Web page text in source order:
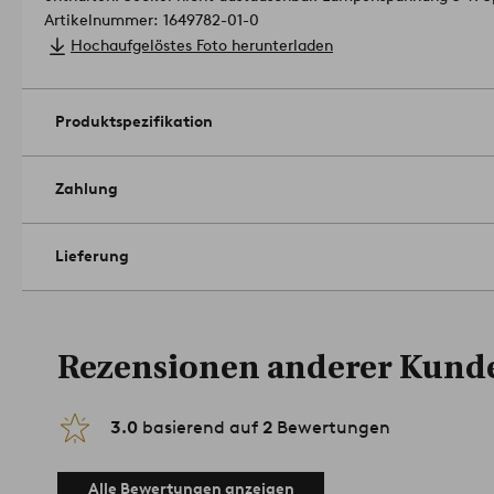
Artikelnummer: 1649782-01-0
Hochaufgelöstes Foto herunterladen
Produktspezifikation
Zahlung
Lieferung
Rezensionen anderer
3.0 basierend auf 2 Bewertungen
Alle Bewertungen anzeigen